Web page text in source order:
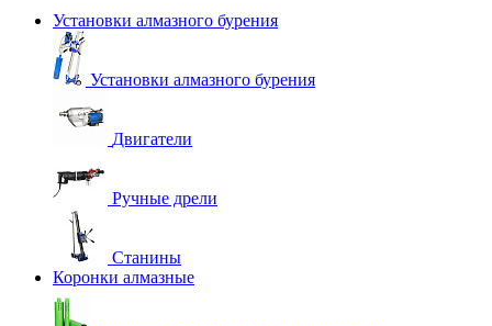
Установки алмазного бурения
Установки алмазного бурения
Двигатели
Ручные дрели
Станины
Коронки алмазные